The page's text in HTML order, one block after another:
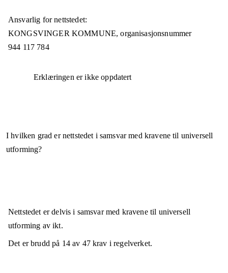
Ansvarlig for nettstedet:
KONGSVINGER KOMMUNE,organisasjonsnummer
944 117 784
Erklæringen er ikke oppdatert
I hvilken grad er nettstedet i samsvar med kravene til universell
utforming?
Nettstedet erdelvis i samsvarmed kravene til universell
utforming av ikt.
Det er brudd på 14av 47krav i regelverket.